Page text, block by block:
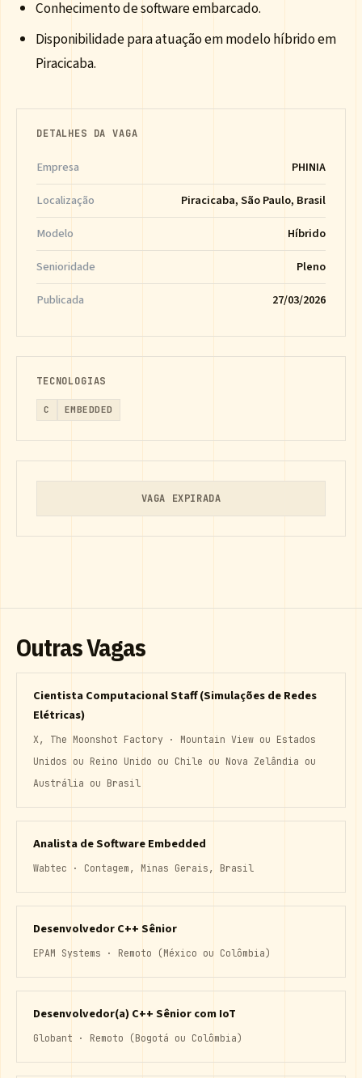
Conhecimento de software embarcado.
Disponibilidade para atuação em modelo híbrido em
Piracicaba.
DETALHES DA VAGA
Empresa
PHINIA
Localização
Piracicaba, São Paulo, Brasil
Modelo
Híbrido
Senioridade
Pleno
Publicada
27/03/2026
TECNOLOGIAS
C EMBEDDED
VAGA EXPIRADA
Outras Vagas
Cientista Computacional Staff (Simulações de Redes
Elétricas)
X, The Moonshot Factory · Mountain View ou Estados
Unidos ou Reino Unido ou Chile ou Nova Zelândia ou
Austrália ou Brasil
Analista de Software Embedded
Wabtec · Contagem, Minas Gerais, Brasil
Desenvolvedor C++ Sênior
EPAM Systems · Remoto (México ou Colômbia)
Desenvolvedor(a) C++ Sênior com IoT
Globant · Remoto (Bogotá ou Colômbia)